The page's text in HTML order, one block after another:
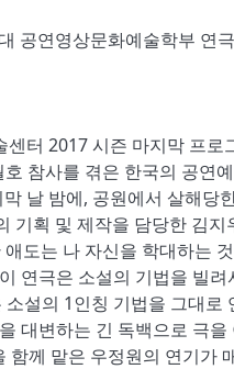
공연영상문화예술학부 연
센터 2017시즌 마지막 프로
호 참사를 겪은 한국의 공연
날 밤에, 공원에서 살해당
기획 및 제작을 담당한 김지
도는 나 자신을 학대하는
연극은 소설의 기법을 빌려
소설의 1인칭 기법을 그대로
대변하는 긴 독백으로 극을
함께 맡은 우정원의 연기가